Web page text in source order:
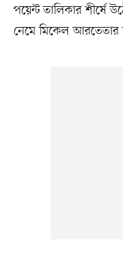
পয়েন্ট তালিকার শীর্ষে
নেমে মিকেল আরতেতার